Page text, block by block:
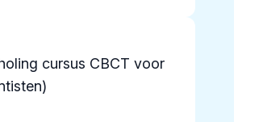
cursus CBCT voor